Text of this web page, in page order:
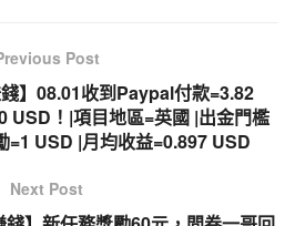
Post
錢】08.01收到Paypal付款=3.82
USD！|項目地區=英國 |出金門檻
=1 USD |月均收益=0.897 USD
Next Post